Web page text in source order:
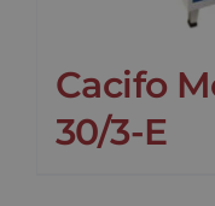
Cacifo
30/3-E